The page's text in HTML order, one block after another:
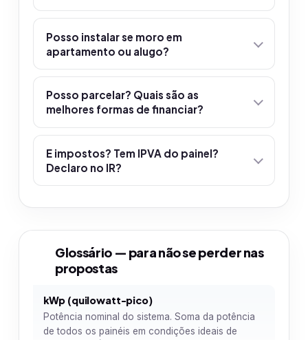
Posso instalar se moro em
apartamento ou alugo?
Posso parcelar? Quais são as
melhores formas de financiar?
E impostos? Tem IPVA do painel?
Declaro no IR?
Glossário — para não se perder nas
propostas
kWp (quilowatt-pico)
Potência nominal do sistema. Soma da potência
de todos os painéis em condições ideais de